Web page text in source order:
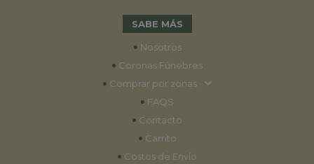
SABE MÁS
• Nosotros
• Coronas Fúnebres
• Comprar por zonas
• FAQS
• Contacto
• Carrito
• Costos de Envío